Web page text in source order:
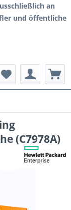
an
und öffentliche
(C7978A)